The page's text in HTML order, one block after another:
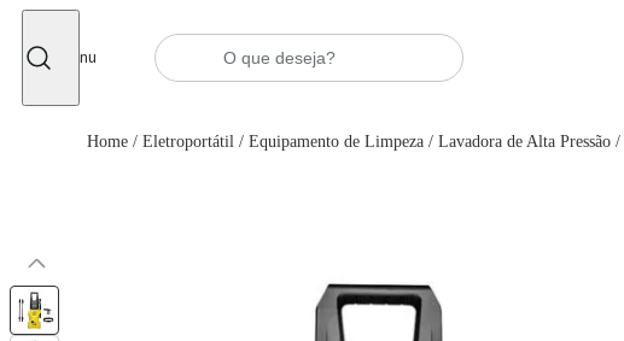
Menu
Home / Eletroportátil / Equipamento de Limpeza / Lavadora de Alta Pressão /